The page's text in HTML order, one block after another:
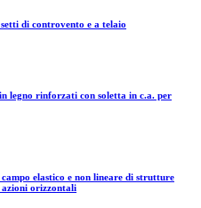
di controvento e a telaio
legno rinforzati con soletta in c.a. per
elastico e non lineare di strutture
azioni orizzontali